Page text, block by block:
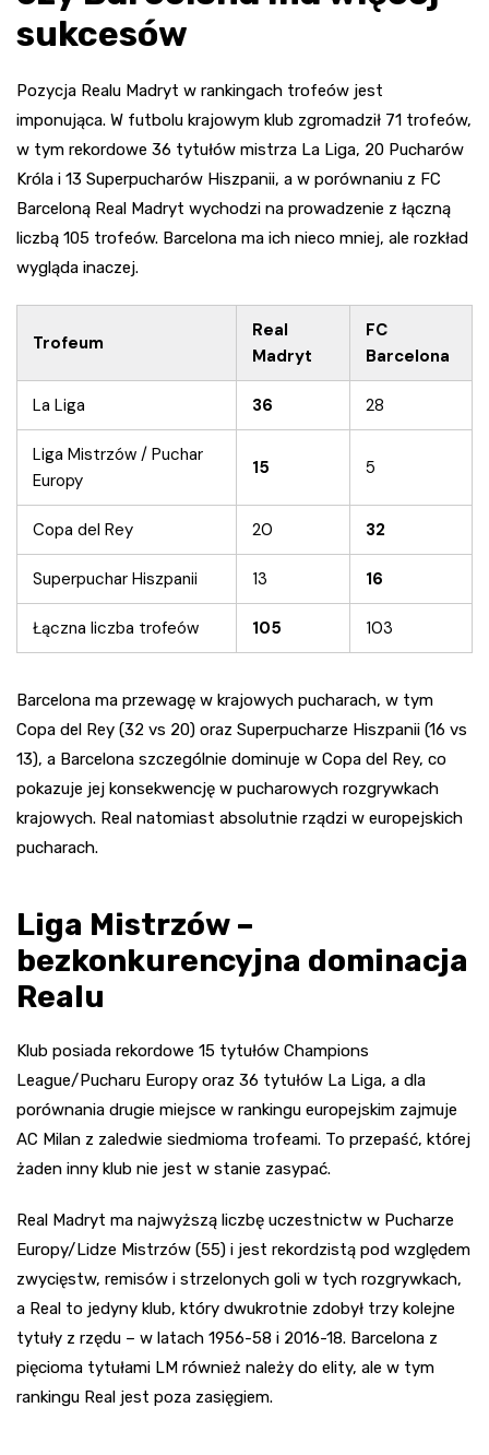
sukcesów
Pozycja Realu Madryt w rankingach trofeów jest
imponująca. W futbolu krajowym klub zgromadził 71 trofeów,
w tym rekordowe 36 tytułów mistrza La Liga, 20 Pucharów
Króla i 13 Superpucharów Hiszpanii, a w porównaniu z FC
Barceloną Real Madryt wychodzi na prowadzenie z łączną
liczbą 105 trofeów. Barcelona ma ich nieco mniej, ale rozkład
wygląda inaczej.
Trofeum
Real
Madryt
FC
Barcelona
La Liga 36 28
Liga Mistrzów / Puchar
Europy
15 5
Copa del Rey 20 32
Superpuchar Hiszpanii 13 16
Łączna liczba trofeów 105 103
Barcelona ma przewagę w krajowych pucharach, w tym
Copa del Rey (32 vs 20) oraz Superpucharze Hiszpanii (16 vs
13), a Barcelona szczególnie dominuje w Copa del Rey, co
pokazuje jej konsekwencję w pucharowych rozgrywkach
krajowych. Real natomiast absolutnie rządzi w europejskich
pucharach.
Liga Mistrzów –
bezkonkurencyjna dominacja
Realu
Klub posiada rekordowe 15 tytułów Champions
League/Pucharu Europy oraz 36 tytułów La Liga, a dla
porównania drugie miejsce w rankingu europejskim zajmuje
AC Milan z zaledwie siedmioma trofeami. To przepaść, której
żaden inny klub nie jest w stanie zasypać.
Real Madryt ma najwyższą liczbę uczestnictw w Pucharze
Europy/Lidze Mistrzów (55) i jest rekordzistą pod względem
zwycięstw, remisów i strzelonych goli w tych rozgrywkach,
a Real to jedyny klub, który dwukrotnie zdobył trzy kolejne
tytuły z rzędu – w latach 1956-58 i 2016-18. Barcelona z
pięcioma tytułami LM również należy do elity, ale w tym
rankingu Real jest poza zasięgiem.